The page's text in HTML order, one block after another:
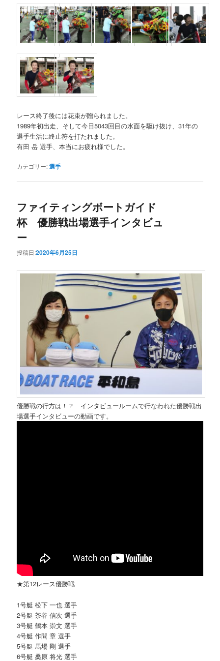
レース終了後には花束が贈られました。
1989年初出走、そして今日5043回目の水面を駆け抜け、31年の
選手生活に終止符を打たれました。
有田 岳 選手、本当にお疲れ様でした。
カテゴリー:選手
ファイティングボートガイド
杯 優勝戦出場選手インタビュ
ー
投稿日:2020年6月25日
優勝戦の行方は！？ インタビュールームで行なわれた優勝戦出
場選手インタビューの動画です。
★第12レース優勝戦
1号艇 松下 一也 選手
2号艇 茶谷 信次 選手
3号艇 鶴本 崇文 選手
4号艇 作間 章 選手
5号艇 馬場 剛 選手
6号艇 桑原 将光 選手